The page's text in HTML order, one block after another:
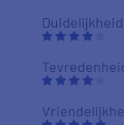
Duidelijkheid